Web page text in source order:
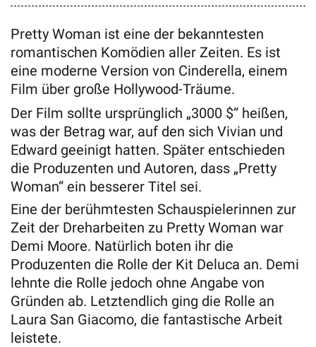
Pretty Woman ist eine der bekanntesten
romantischen Komödien aller Zeiten. Es ist
eine moderne Version von Cinderella, einem
Film über große Hollywood-Träume.
Der Film sollte ursprünglich „3000 $“ heißen,
was der Betrag war, auf den sich Vivian und
Edward geeinigt hatten. Später entschieden
die Produzenten und Autoren, dass „Pretty
Woman“ ein besserer Titel sei.
Eine der berühmtesten Schauspielerinnen zur
Zeit der Dreharbeiten zu Pretty Woman war
Demi Moore. Natürlich boten ihr die
Produzenten die Rolle der Kit Deluca an. Demi
lehnte die Rolle jedoch ohne Angabe von
Gründen ab. Letztendlich ging die Rolle an
Laura San Giacomo, die fantastische Arbeit
leistete.